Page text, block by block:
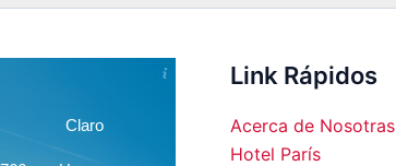
Claro
Link Rápidos
Acerca de Nosotras
Hotel París